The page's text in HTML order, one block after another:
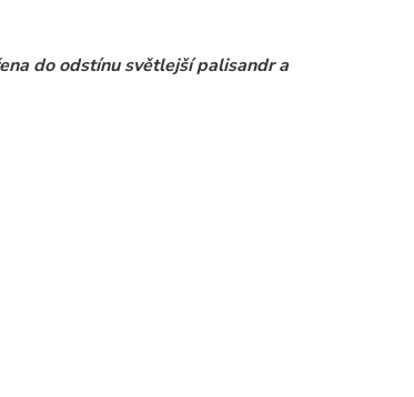
do odstínu světlejší palisandr a